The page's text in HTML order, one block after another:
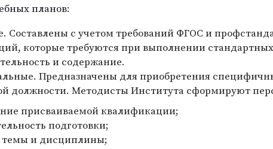
планов:
Составлены с учетом требований ФГОС и
которые требуются при выполнении
и содержание.
Предназначены для приобретения
должности. Методисты Института сформируют
присваиваемой квалификации;
подготовки;
темы и дисциплины;